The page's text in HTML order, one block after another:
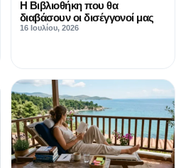
Η Βιβλιοθήκη που θα
διαβάσουν οι δισέγγονοί μας
16 Ιουλίου, 2026